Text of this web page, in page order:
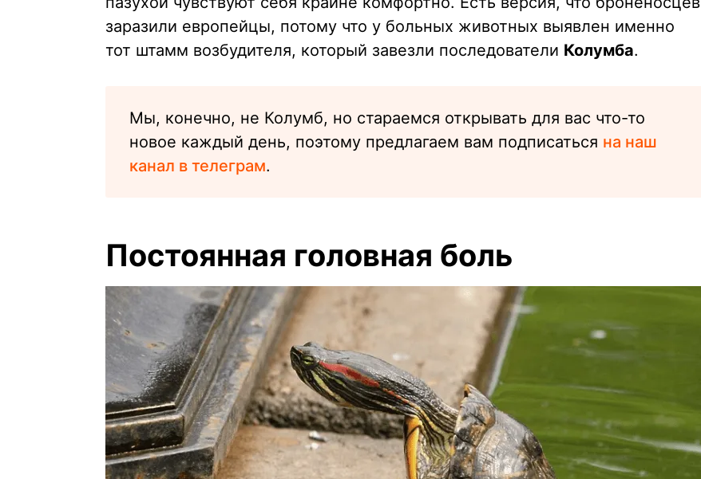
заразили европейцы, потому что у больных животных выявлен именно
тот штамм возбудителя, который завезли последователи Колумба.
Мы, конечно, не Колумб, но стараемся открывать для вас что-то
новое каждый день, поэтому предлагаем вам подписаться на наш
канал в телеграм.
Постоянная головная боль